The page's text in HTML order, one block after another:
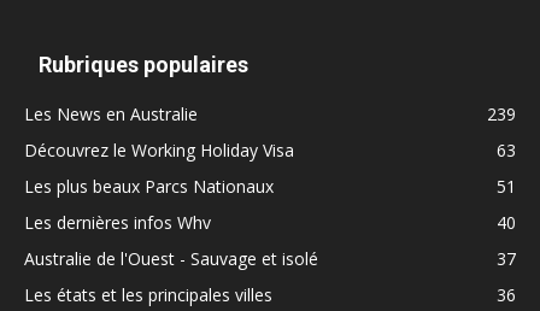
Rubriques populaires
Les News en Australie
239
Découvrez le Working Holiday Visa
63
Les plus beaux Parcs Nationaux
51
Les dernières infos Whv
40
Australie de l'Ouest - Sauvage et isolé
37
Les états et les principales villes
36